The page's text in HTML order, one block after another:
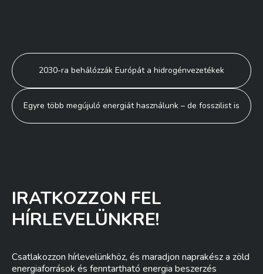
Bejegyzés
navigáció
2030-ra behálózzák Európát a hidrogénvezetékek
Egyre több megújuló energiát használunk – de fosszilist is
IRATKOZZON FEL
HÍRLEVELÜNKRE!
Csatlakozzon hírlevelünkhöz, és maradjon naprakész a zöld
energiaforrások és fenntartható energia beszerzés